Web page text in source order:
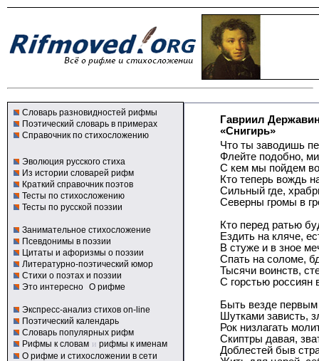
Словарь разновидностей рифмы
Поэтический словарь в примерах
Справочник по стихосложению
Эволюция русского стиха
Из истории словарей рифм
Краткий справочник поэтов
Тесты по стихосложению
Тесты по русской поэзии
Занимательное стихосложение
Псевдонимы в поэзии
Цитаты и афоризмы о поэзии
Литературно-поэтический юмор
Стихи о поэтах и поэзии
Это интересно О рифме
Экспресс-анализ стихов on-line
Поэтический календарь
Словарь популярных рифм
Рифмы к словам и рифмы к именам
О рифме и стихосложении в сети
Гавриил
«Снигирь»
Что ты заводишь
Флейте подобно,
С кем мы пойдем
Кто теперь вождь
Сильный где,
Северны громы в
Кто перед ратью
Ездить на кляче,
В стуже и в зное
Спать на соломе,
Тысячи воинств,
С горстью россиян
Быть везде
Шутками зависть,
Рок низлагать
Скиптры давая,
Доблестей быв